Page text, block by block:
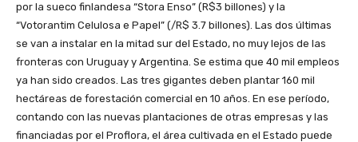
por la sueco finlandesa “Stora Enso” (R$3 billones) y la
“Votorantim Celulosa e Papel” (/R$ 3.7 billones). Las dos últimas
se van a instalar en la mitad sur del Estado, no muy lejos de las
fronteras con Uruguay y Argentina. Se estima que 40 mil empleos
ya han sido creados. Las tres gigantes deben plantar 160 mil
hectáreas de forestación comercial en 10 años. En ese período,
contando con las nuevas plantaciones de otras empresas y las
financiadas por el Proflora, el área cultivada en el Estado puede